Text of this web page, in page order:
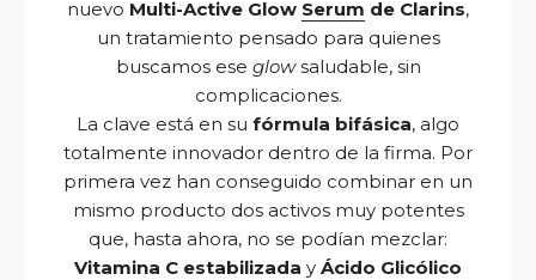
nuevo Multi-Active Glow Serum de Clarins,
un tratamiento pensado para quienes
buscamos ese glowsaludable, sin
complicaciones.
La clave está en su fórmula bifásica, algo
totalmente innovador dentro de la firma. Por
primera vez han conseguido combinar en un
mismo producto dos activos muy potentes
que, hasta ahora, no se podían mezclar:
Vitamina C estabilizada y Ácido Glicólico